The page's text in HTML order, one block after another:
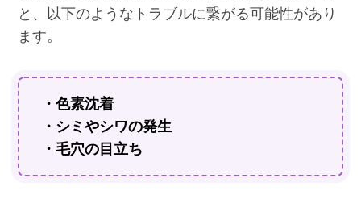
と、以下のようなトラブルに繋がる可能性があり
ます。
・色素沈着
・シミやシワの発生
・毛穴の目立ち